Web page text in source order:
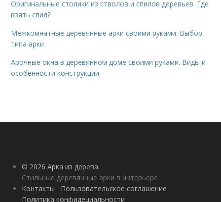
Оригинальные столики из стволов и спилов деревьев. Где
взять спил?
Межкомнатные деревянные арки своими руками. Выбор
типа арки
Арочные окна в деревянном доме своими руками. Виды и
особенности конструкции
© 2026 Арка из дерева
Стильные деревянные арки в интерьере
Контакты
Пользовательское соглашение
Политика конфидециальности